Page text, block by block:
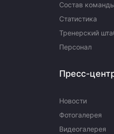
Состав
Статистика
Тренерский
Персонал
Пресс-
Новости
Фотогалерея
Видеогалерея